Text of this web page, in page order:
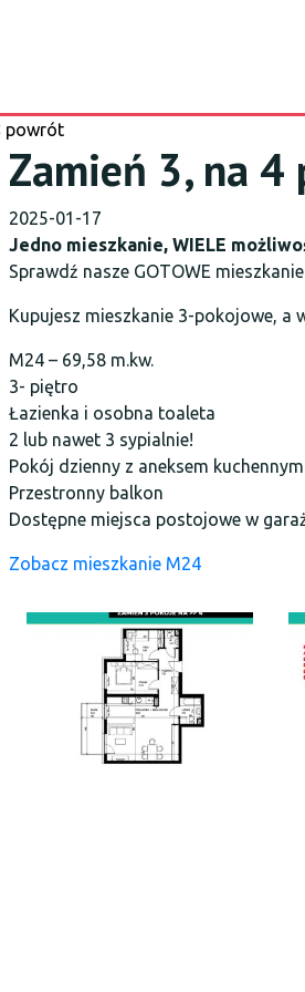
powrót
Zamień 3, na 4
2025-01-17
Jedno mieszkanie, WIELE
Sprawdź nasze GOTOWE
Kupujesz mieszkanie 3-pokojowe, a
M24 – 69,58 m.kw.
3- piętro
Łazienka i osobna toaleta
2 lub nawet 3 sypialnie!
Pokój dzienny z aneksem kuchennym
Przestronny balkon
Dostępne miejsca postojowe w
Zobacz mieszkanie M24